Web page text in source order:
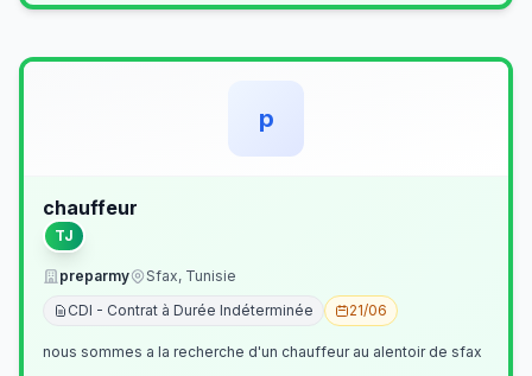
p
chauffeur
TJ
preparmy
Sfax, Tunisie
CDI - Contrat à Durée Indéterminée
21/06
nous sommes a la recherche d'un chauffeur au alentoir de sfax